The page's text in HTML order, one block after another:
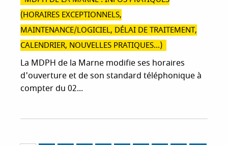
(HORAIRES EXCEPTIONNELS,
MAINTENANCE/LOGICIEL, DÉLAI DE TRAITEMENT,
CALENDRIER, NOUVELLES PRATIQUES...)
La MDPH de la Marne modifie ses horaires
d'ouverture et de son standard téléphonique à
compter du 02...